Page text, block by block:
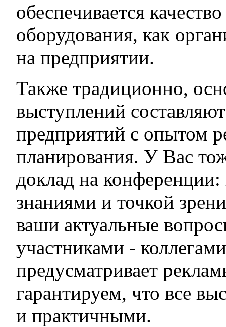
обеспечивается
оборудования, как
на предприятии.
Также традиционно,
выступлений
предприятий с опытом
планирования. У Вас
доклад на
знаниями и точкой
ваши актуальные
участниками -
предусматривает
гарантируем, что все
и практичными.